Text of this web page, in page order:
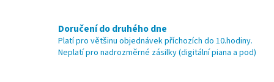
Doručení do druhého dne
Platí pro většinu objednávek příchozích do 10.hodiny.
Neplatí pro nadrozměrné zásilky (digitální piana a pod)